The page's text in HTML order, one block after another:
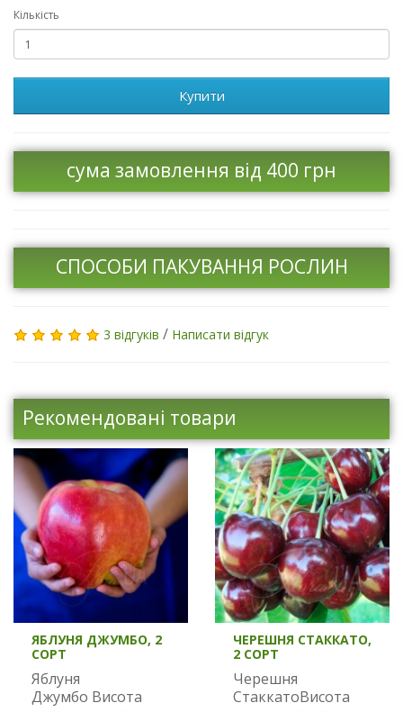
Кількість
Купити
сума замовлення від 400 грн
СПОСОБИ ПАКУВАННЯ РОСЛИН
3 відгуків / Написати відгук
Рекомендовані товари
ЯБЛУНЯ ДЖУМБО, 2
СОРТ
Яблуня
Джумбо Висота
ЧЕРЕШНЯ СТАККАТО,
2 СОРТ
Черешня
СтаккатоВисота